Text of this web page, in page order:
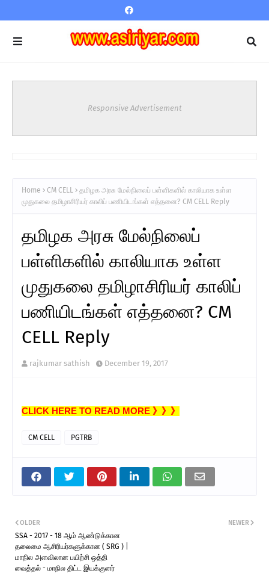
Responsive Advertisement
Home CM CELL
தமிழக அரசு மேல்நிலைப் பள்ளிகளில் காலியாக உள்ள
முதுகலை தமிழாசிரியர் காலிப் பணியிடங்கள் எத்தனை? CM CELL Reply
தமிழக அரசு மேல்நிலைப்
பள்ளிகளில் காலியாக உள்ள
முதுகலை தமிழாசிரியர் காலிப்
பணியிடங்கள் எத்தனை? CM
CELL Reply
rajkumar sathish December 19, 2017
CLICK HERE TO READ MORE 》》》
CM CELL PGTRB
NEWER
OLDER
SSA - 2017 - 18 ஆம் ஆண்டுக்கான
தலைமை ஆசிரியர்களுக்கான ( SRG ) |
மாநில அளவிலான பயிற்சி ஒத்தி
வைத்தல் - மாநில திட்ட இயக்குனர்